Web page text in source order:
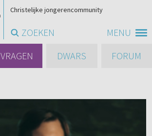
MENU
Christelijke jongerencommunity
ZOEKEN
VRAGEN DWARS FORUM